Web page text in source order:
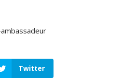
Twitter